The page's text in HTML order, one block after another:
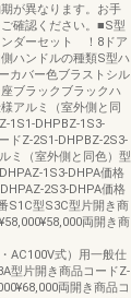
が異なります。お手
確認ください。■S型
ンダーセット ！8ドア
ハンドルの種類S型ハ
カバー色ブラストシル
ブラックブラックハ
アルミ（室外側と同
1S1-DHPBZ-1S3-
ドZ-2S1-DHPBZ-2S3-
ミ（室外側と同色）型
1S3-DHPA価格
2S3-DHPA価格
S1C型S3C型片開き商
両開き商
AC100V式）用一般仕
型片開き商品コードZ-
両開き商品コ